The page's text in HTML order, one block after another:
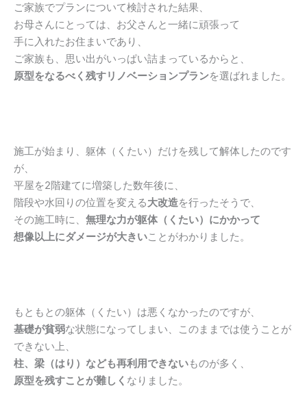
ご家族でプランについて検討された結果、
お母さんにとっては、お父さんと一緒に頑張って
手に入れたお住まいであり、
ご家族も、思い出がいっぱい詰まっているからと、
原型をなるべく残すリノベーションプランを選ばれました。
施工が始まり、躯体（くたい）だけを残して解体したのです
が、
平屋を2階建てに増築した数年後に、
階段や水回りの位置を変える大改造を行ったそうで、
その施工時に、 無理な力が躯体（くたい）にかかって
想像以上にダメージが大きいことがわかりました。
もともとの躯体（くたい）は悪くなかったのですが、
基礎が貧弱な状態になってしまい、このままでは使うことが
できない上、
柱、梁（はり）なども再利用できないものが多く、
原型を残すことが難しく なりました。